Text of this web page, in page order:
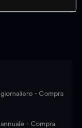
giornaliero - Compra
- Compra